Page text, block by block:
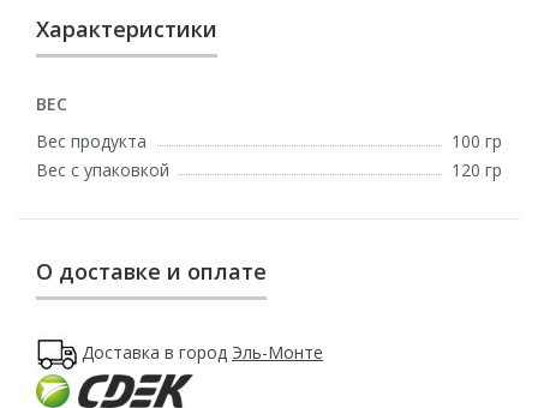
Характеристики
ВЕС
Вес продукта
100 гр
Вес с упаковкой
120 гр
О доставке и оплате
Доставка в город Эль-Монте